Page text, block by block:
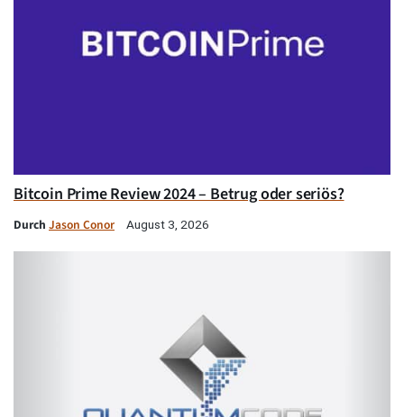
Bitcoin Prime Review 2024 – Betrug oder seriös?
Durch Jason Conor August 3, 2026